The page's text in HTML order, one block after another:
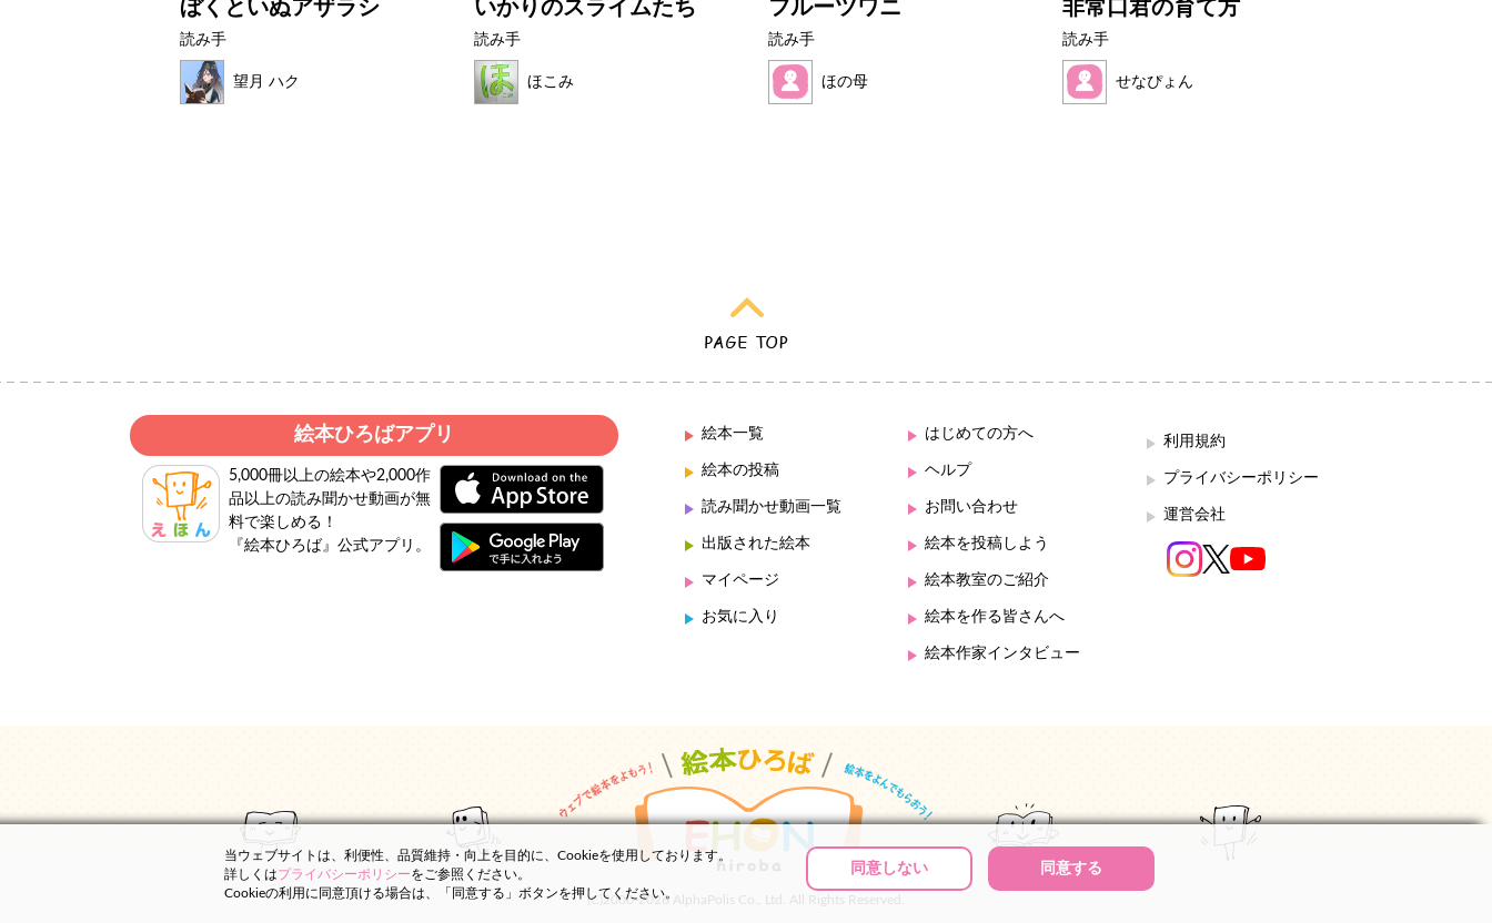
ぼくといぬアザラシ
読み手
望月 ハク
いかりのスライムたち
読み手
ほこみ
フルーツワニ
読み手
ほの母
非常口君の育て方
読み手
せなぴょん
絵本ひろばアプリ
5,000冊以上の絵本や2,000作
品以上の読み聞かせ動画が無
料で楽しめる！
『絵本ひろば』公式アプリ。
絵本一覧
絵本の投稿
読み聞かせ動画一覧
出版された絵本
マイページ
お気に入り
はじめての方へ
ヘルプ
お問い合わせ
絵本を投稿しよう
絵本教室のご紹介
絵本を作る皆さんへ
絵本作家インタビュー
利用規約
プライバシーポリシー
運営会社
(C)2000-2026 AlphaPolis Co., Ltd. All Rights Reserved.
当ウェブサイトは、利便性、品質維持・向上を目的に、Cookieを使用しております。
詳しくはプライバシーポリシーをご参照ください。
Cookieの利用に同意頂ける場合は、「同意する」ボタンを押してください。
同意しない 同意する